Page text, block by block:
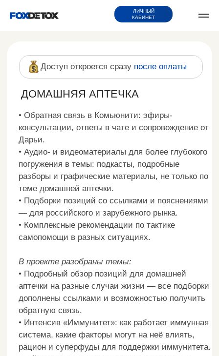
ЛИЧНЫЙ
КАБИНЕТ
консультации, ответы в чате и сопровождение от
Дарьи.
погружения в темы: подкасты, подробные
разборы и графические материалы, не только по
• Подборки позиций со ссылками и пояснениями
— для российского и зарубежного рынка.
самопомощи в разных ситуациях.
В проекте разобраны темы:
аптечки на разные случаи жизни — все подборки
дополнены ссылками и возможностью получить
обратную связь.
• Интенсив «Иммунитет»: как работает иммунная
система, какие факторы могут на неё влиять,
масел, варианты применения и универсальные
позиции для дома.
антибиотиками, механизм их работы,
резистентность, тактика применения и разбор
исследований.
исследования и варианты применения.
ДОМАШНЯЯ АПТЕЧКА